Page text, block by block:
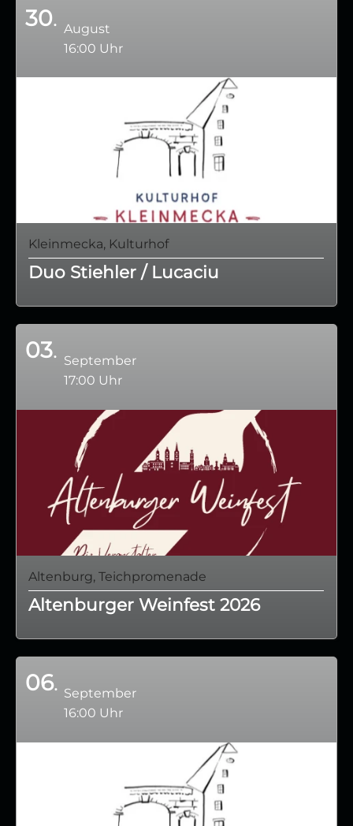
30
August
16:00 Uhr
Kleinmecka, Kulturhof
Duo Stiehler / Lucaciu
03
September
17:00 Uhr
Altenburg, Teichpromenade
Altenburger Weinfest 2026
06
September
16:00 Uhr